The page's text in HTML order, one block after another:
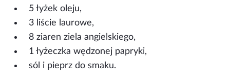
5 łyżek oleju,
3 liście laurowe,
8 ziaren ziela angielskiego,
1 łyżeczka wędzonej papryki,
sól i pieprz do smaku.